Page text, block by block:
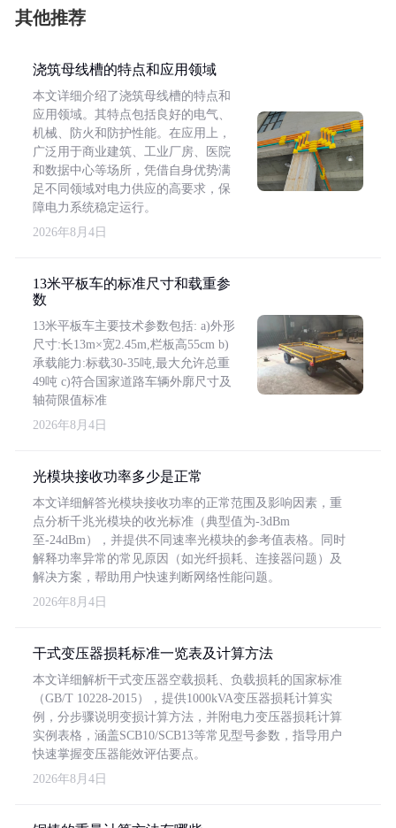
其他推荐
浇筑母线槽的特点和应用领域
本文详细介绍了浇筑母线槽的特点和
应用领域。其特点包括良好的电气、
机械、防火和防护性能。在应用上，
广泛用于商业建筑、工业厂房、医院
和数据中心等场所，凭借自身优势满
足不同领域对电力供应的高要求，保
障电力系统稳定运行。
2026年8月4日
13米平板车的标准尺寸和载重参
数
13米平板车主要技术参数包括: a)外形
尺寸:长13m×宽2.45m,栏板高55cm b)
承载能力:标载30-35吨,最大允许总重
49吨 c)符合国家道路车辆外廓尺寸及
轴荷限值标准
2026年8月4日
光模块接收功率多少是正常
本文详细解答光模块接收功率的正常范围及影响因素，重
点分析千兆光模块的收光标准（典型值为-3dBm
至-24dBm），并提供不同速率光模块的参考值表格。同时
解释功率异常的常见原因（如光纤损耗、连接器问题）及
解决方案，帮助用户快速判断网络性能问题。
2026年8月4日
干式变压器损耗标准一览表及计算方法
本文详细解析干式变压器空载损耗、负载损耗的国家标准
（GB/T 10228-2015），提供1000kVA变压器损耗计算实
例，分步骤说明变损计算方法，并附电力变压器损耗计算
实例表格，涵盖SCB10/SCB13等常见型号参数，指导用户
快速掌握变压器能效评估要点。
2026年8月4日